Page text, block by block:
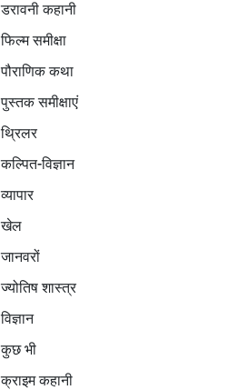
डरावनी कहानी
फिल्म समीक्षा
पौराणिक कथा
पुस्तक समीक्षाएं
थ्रिलर
कल्पित-विज्ञान
व्यापार
खेल
जानवरों
ज्योतिष शास्त्र
विज्ञान
कुछ भी
क्राइम कहानी